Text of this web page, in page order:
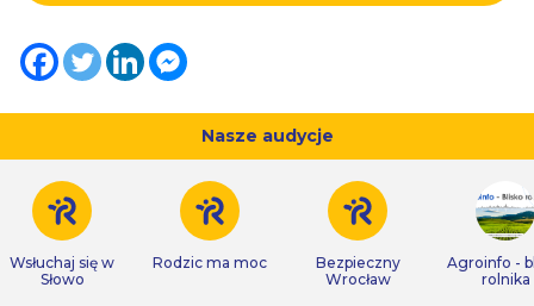
Nasze audycje
Wsłuchaj się w
Słowo
Rodzic ma moc
Bezpieczny
Wrocław
Agroinfo -
rolnika